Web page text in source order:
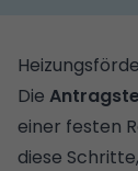
Die
einer festen
diese